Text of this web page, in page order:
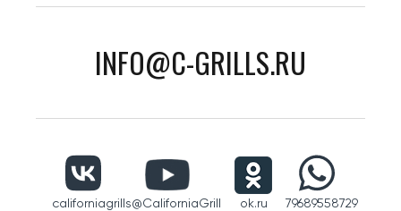
INFO@C-GRILLS.RU
californiagrills@CaliforniaGrill ok.ru 79689558729